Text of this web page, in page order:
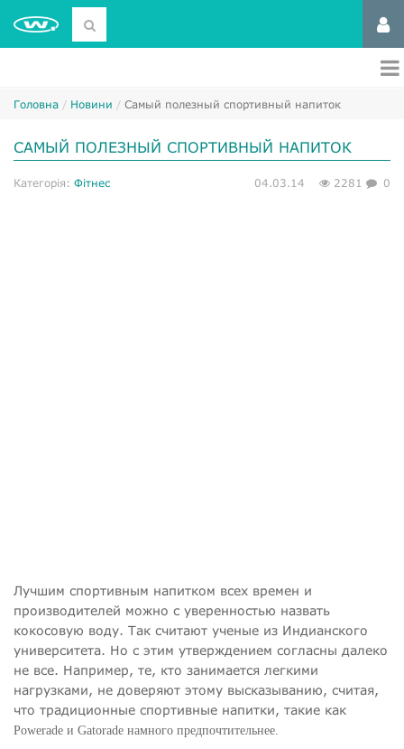
Головна Новини Самый полезный спортивный напиток
САМЫЙ ПОЛЕЗНЫЙ СПОРТИВНЫЙ НАПИТОК
Категорія: Фітнес 04.03.14 2281 0
Лучшим спортивным напитком всех времен и
производителей можно с уверенностью назвать
кокосовую воду. Так считают ученые из Индианского
университета. Но с этим утверждением согласны далеко
не все. Например, те, кто занимается легкими
нагрузками, не доверяют этому высказыванию, считая,
что традиционные спортивные напитки, такие как
Powerade и Gatorade намного предпочтительнее.